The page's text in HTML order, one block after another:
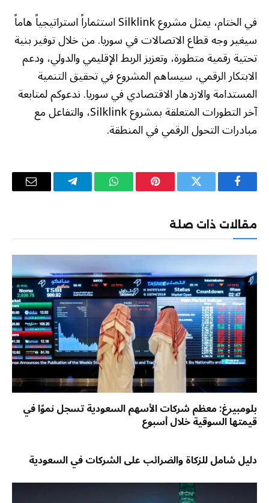
في الختام، يمثل مشروع Silklink استثماراً استراتيجياً هاماً
سيغير وجه قطاع الاتصالات في سوريا. من خلال توفير بنية
تحتية رقمية متطورة، وتعزيز الربط الإقليمي والدولي، ودعم
الابتكار الرقمي، سيساهم المشروع في تحقيق التنمية
المستدامة والازدهار الاقتصادي في سوريا. ندعوكم لمتابعة
آخر التطورات المتعلقة بمشروع Silklink، والتفاعل مع
مبادرات التحول الرقمي في المنطقة.
فيسبوك تويتر بينتيريستواتساب تيلقرام
البريد
مقالات ذات صلة
بلومبيرغ: معظم شركات الأسهم السعودية تسجل نموًا في
قيمتها السوقية خلال أسبوع
دليل شامل للزكاة والضرائب على الشركات في السعودية